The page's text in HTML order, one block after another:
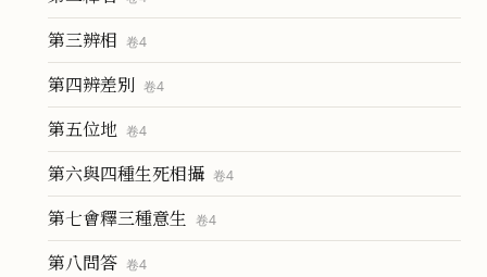
第三辨相 卷4
第四辨差別 卷4
第五位地 卷4
第六與四種生死相攝 卷4
第七會釋三種意生 卷4
第八問答 卷4